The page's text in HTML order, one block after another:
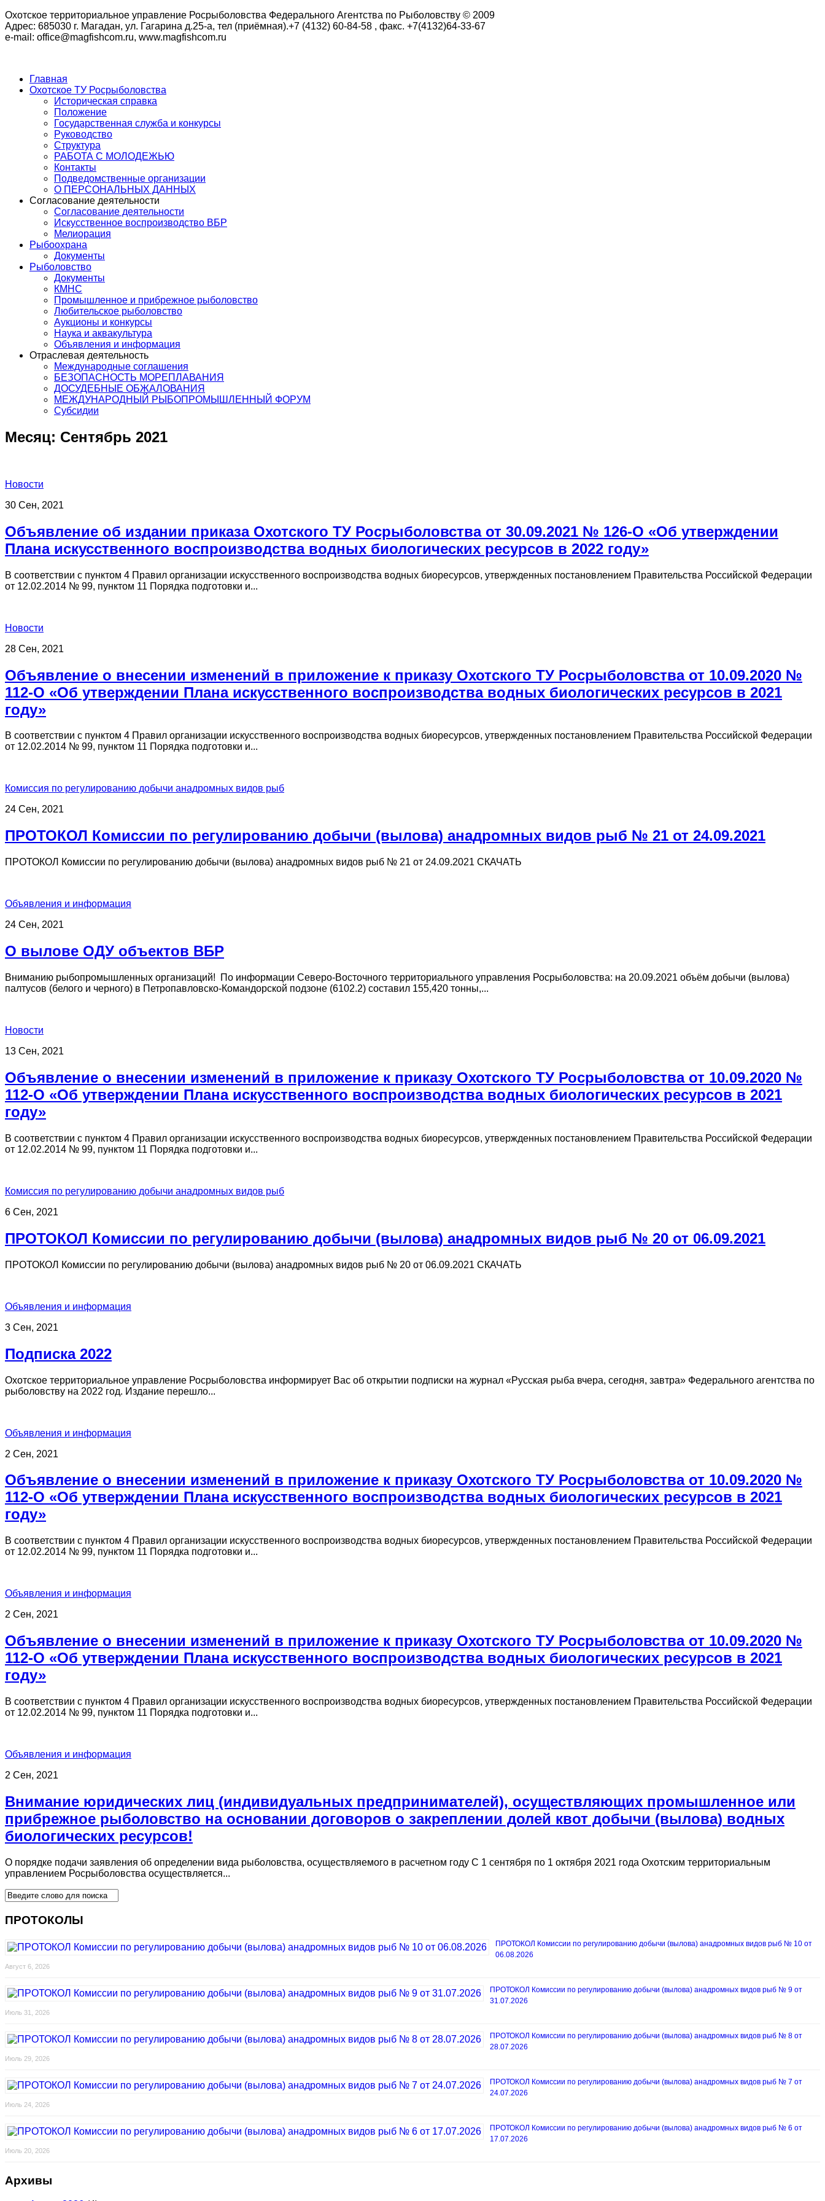
Охотское территориальное управление Росрыболовства Федерального Агентства по Рыболовству © 2009
Адрес: 685030 г. Магадан, ул. Гагарина д.25-а, тел (приёмная).+7 (4132) 60-84-58 , факс. +7(4132)64-33-67
e-mail: office@magfishcom.ru, www.magfishcom.ru
Главная
Охотское ТУ Росрыболовства
Историческая справка
Положение
Государственная служба и конкурсы
Руководство
Структура
РАБОТА С МОЛОДЕЖЬЮ
Контакты
Подведомственные организации
О ПЕРСОНАЛЬНЫХ ДАННЫХ
Согласование деятельности
Согласование деятельности
Искусственное воспроизводство ВБР
Мелиорация
Рыбоохрана
Документы
Рыболовство
Документы
КМНС
Промышленное и прибрежное рыболовство
Любительское рыболовство
Аукционы и конкурсы
Наука и аквакультура
Объявления и информация
Отраслевая деятельность
Международные соглашения
БЕЗОПАСНОСТЬ МОРЕПЛАВАНИЯ
ДОСУДЕБНЫЕ ОБЖАЛОВАНИЯ
МЕЖДУНАРОДНЫЙ РЫБОПРОМЫШЛЕННЫЙ ФОРУМ
Субсидии
Месяц: Сентябрь 2021
Новости
30 Сен, 2021
Объявление об издании приказа Охотского ТУ Росрыболовства от 30.09.2021 № 126-О «Об утверждении
Плана искусственного воспроизводства водных биологических ресурсов в 2022 году»
В соответствии с пунктом 4 Правил организации искусственного воспроизводства водных биоресурсов, утвержденных постановлением Правительства Российской Федерации
от 12.02.2014 № 99, пунктом 11 Порядка подготовки и...
Новости
28 Сен, 2021
Объявление о внесении изменений в приложение к приказу Охотского ТУ Росрыболовства от 10.09.2020 №
112-О «Об утверждении Плана искусственного воспроизводства водных биологических ресурсов в 2021
году»
В соответствии с пунктом 4 Правил организации искусственного воспроизводства водных биоресурсов, утвержденных постановлением Правительства Российской Федерации
от 12.02.2014 № 99, пунктом 11 Порядка подготовки и...
Комиссия по регулированию добычи анадромных видов рыб
24 Сен, 2021
ПРОТОКОЛ Комиссии по регулированию добычи (вылова) анадромных видов рыб № 21 от 24.09.2021
ПРОТОКОЛ Комиссии по регулированию добычи (вылова) анадромных видов рыб № 21 от 24.09.2021 СКАЧАТЬ
Объявления и информация
24 Сен, 2021
О вылове ОДУ объектов ВБР
Вниманию рыбопромышленных организаций! По информации Северо-Восточного территориального управления Росрыболовства: на 20.09.2021 объём добычи (вылова)
палтусов (белого и черного) в Петропавловско-Командорской подзоне (6102.2) составил 155,420 тонны,...
Новости
13 Сен, 2021
Объявление о внесении изменений в приложение к приказу Охотского ТУ Росрыболовства от 10.09.2020 №
112-О «Об утверждении Плана искусственного воспроизводства водных биологических ресурсов в 2021
году»
В соответствии с пунктом 4 Правил организации искусственного воспроизводства водных биоресурсов, утвержденных постановлением Правительства Российской Федерации
от 12.02.2014 № 99, пунктом 11 Порядка подготовки и...
Комиссия по регулированию добычи анадромных видов рыб
6 Сен, 2021
ПРОТОКОЛ Комиссии по регулированию добычи (вылова) анадромных видов рыб № 20 от 06.09.2021
ПРОТОКОЛ Комиссии по регулированию добычи (вылова) анадромных видов рыб № 20 от 06.09.2021 СКАЧАТЬ
Объявления и информация
3 Сен, 2021
Подписка 2022
Охотское территориальное управление Росрыболовства информирует Вас об открытии подписки на журнал «Русская рыба вчера, сегодня, завтра» Федерального агентства по
рыболовству на 2022 год. Издание перешло...
Объявления и информация
2 Сен, 2021
Объявление о внесении изменений в приложение к приказу Охотского ТУ Росрыболовства от 10.09.2020 №
112-О «Об утверждении Плана искусственного воспроизводства водных биологических ресурсов в 2021
году»
В соответствии с пунктом 4 Правил организации искусственного воспроизводства водных биоресурсов, утвержденных постановлением Правительства Российской Федерации
от 12.02.2014 № 99, пунктом 11 Порядка подготовки и...
Объявления и информация
2 Сен, 2021
Объявление о внесении изменений в приложение к приказу Охотского ТУ Росрыболовства от 10.09.2020 №
112-О «Об утверждении Плана искусственного воспроизводства водных биологических ресурсов в 2021
году»
В соответствии с пунктом 4 Правил организации искусственного воспроизводства водных биоресурсов, утвержденных постановлением Правительства Российской Федерации
от 12.02.2014 № 99, пунктом 11 Порядка подготовки и...
Объявления и информация
2 Сен, 2021
Внимание юридических лиц (индивидуальных предпринимателей), осуществляющих промышленное или
прибрежное рыболовство на основании договоров о закреплении долей квот добычи (вылова) водных
биологических ресурсов!
О порядке подачи заявления об определении вида рыболовства, осуществляемого в расчетном году С 1 сентября по 1 октября 2021 года Охотским территориальным
управлением Росрыболовства осуществляется...
ПРОТОКОЛЫ
ПРОТОКОЛ Комиссии по регулированию добычи (вылова) анадромных видов рыб № 10 от
06.08.2026
Август 6, 2026
ПРОТОКОЛ Комиссии по регулированию добычи (вылова) анадромных видов рыб № 9 от
31.07.2026
Июль 31, 2026
ПРОТОКОЛ Комиссии по регулированию добычи (вылова) анадромных видов рыб № 8 от
28.07.2026
Июль 29, 2026
ПРОТОКОЛ Комиссии по регулированию добычи (вылова) анадромных видов рыб № 7 от
24.07.2026
Июль 24, 2026
ПРОТОКОЛ Комиссии по регулированию добычи (вылова) анадромных видов рыб № 6 от
17.07.2026
Июль 20, 2026
Архивы